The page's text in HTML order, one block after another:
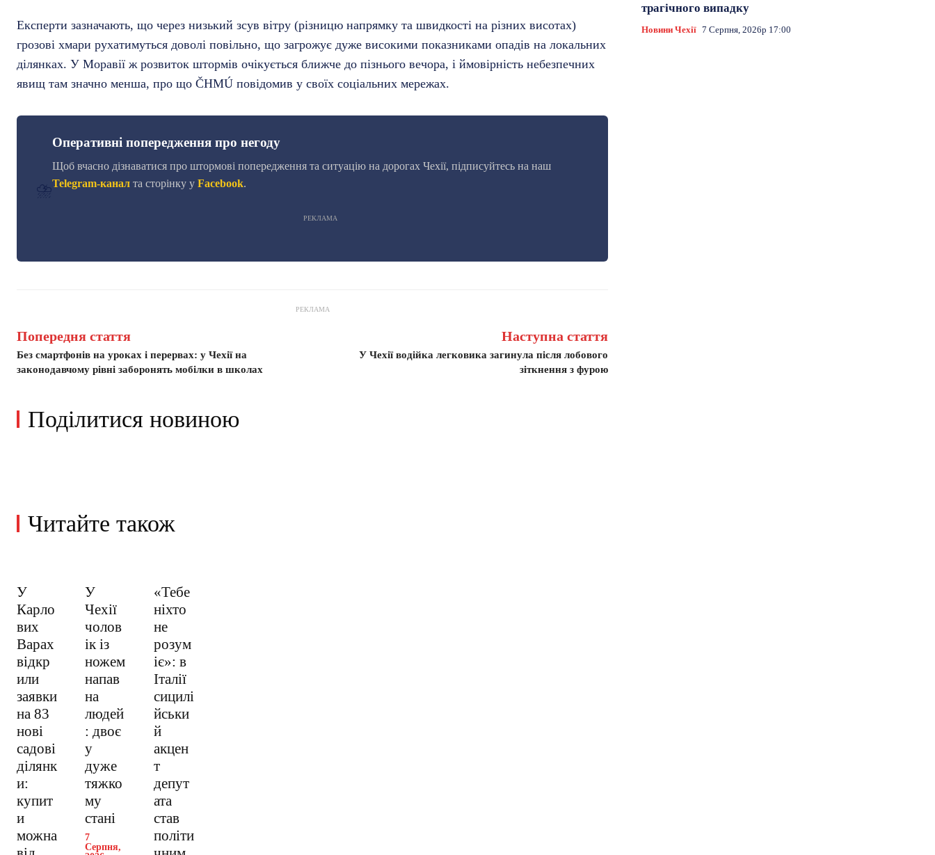
Експерти зазначають, що через низький зсув вітру (різницю напрямку та швидкості на різних висотах)
грозові хмари рухатимуться доволі повільно, що загрожує дуже високими показниками опадів на локальних
ділянках. У Моравії ж розвиток штормів очікується ближче до пізнього вечора, і ймовірність небезпечних
явищ там значно менша, про що ČHMÚ повідомив у своїх соціальних мережах.
⛈️
Оперативні попередження про негоду
Щоб вчасно дізнаватися про штормові попередження та ситуацію на дорогах Чехії, підписуйтесь на наш
Telegram-канал та сторінку у Facebook.
РЕКЛАМА
РЕКЛАМА
Попередня стаття
Без смартфонів на уроках і перервах: у Чехії на
законодавчому рівні заборонять мобілки в школах
Наступна стаття
У Чехії водійка легковика загинула після лобового
зіткнення з фурою
Поділитися новиною
Читайте також
У
Карло
вих
Варах
відкр
или
заявки
на 83
нові
садові
ділянк
и:
купит
и
можна
У
Чехії
чолов
ік із
ножем
напав
на
людей
: двоє
у
дуже
тяжко
му
стані
7
Серпня,
«Тебе
ніхто
не
розум
іє»: в
Італії
сицилі
йськи
й
акцен
т
депут
ата
став
політи
трагічного випадку
Новини Чехії 7 Серпня, 2026р 17:00